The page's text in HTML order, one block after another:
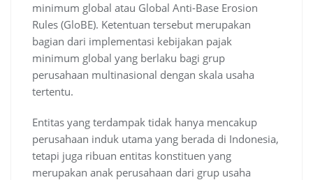
minimum global atau Global Anti-Base Erosion
Rules (GloBE). Ketentuan tersebut merupakan
bagian dari implementasi kebijakan pajak
minimum global yang berlaku bagi grup
perusahaan multinasional dengan skala usaha
tertentu.
Entitas yang terdampak tidak hanya mencakup
perusahaan induk utama yang berada di Indonesia,
tetapi juga ribuan entitas konstituen yang
merupakan anak perusahaan dari grup usaha